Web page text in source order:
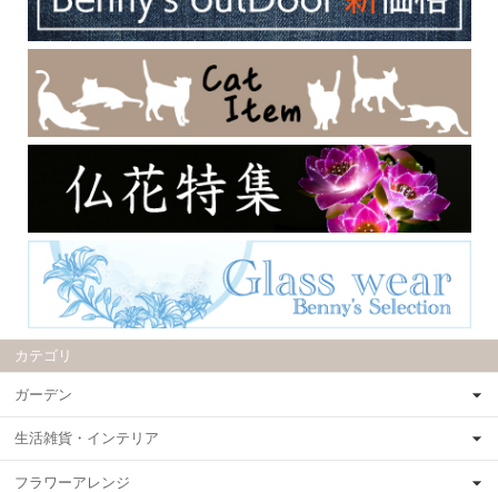
カテゴリ
ガーデン
生活雑貨・インテリア
フラワーアレンジ